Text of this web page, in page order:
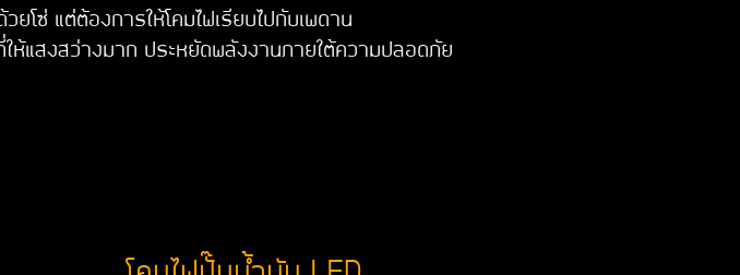
ยโซ่ แต่ต้องการให้โคมไฟเรียบไปกับเพดาน
ห้แสงสว่างมาก ประหยัดพลังงานภายใต้ความปลอดภัย